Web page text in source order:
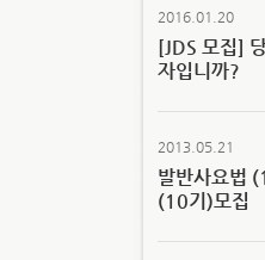
2016.01.20
[JDS 모집]
자입니까?
2013.05.21
발반사요법
(10기)모집